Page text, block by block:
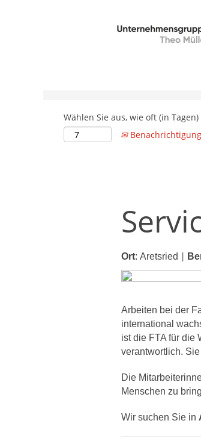
Nach Stichwort suchen
Wählen Sie aus, wie oft (in
Ort: Aretsried
Arbeiten bei der
international
ist die FTA für die
verantwortlich.
Die
Menschen zu
Wir suchen Sie in